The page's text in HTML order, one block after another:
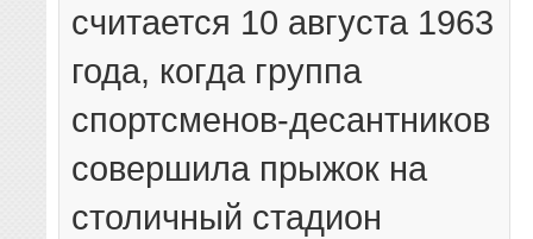
считается 10 августа 1963
года, когда группа
спортсменов-десантников
совершила прыжок на
столичный стадион